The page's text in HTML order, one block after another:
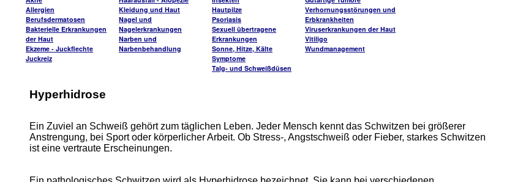
Allergien
Berufsdermatosen
Bakterielle Erkrankungen
der Haut
Ekzeme - Juckflechte
Juckreiz
Kleidung und Haut
Nagel und
Nagelerkrankungen
Narben und
Narbenbehandlung
Hautpilze
Psoriasis
Sexuell übertragene
Erkrankungen
Sonne, Hitze, Kälte
Symptome
Talg- und Schweißdüsen
Verhornungsstörungen und
Erbkrankheiten
Viruserkrankungen der Haut
Vitiligo
Wundmanagement
Hyperhidrose
Ein Zuviel an Schweiß gehört zum täglichen Leben. Jeder Mensch kennt das Schwitzen bei größerer
Anstrengung, bei Sport oder körperlicher Arbeit. Ob Stress-, Angstschweiß oder Fieber, starkes Schwitzen
ist eine vertraute Erscheinungen.